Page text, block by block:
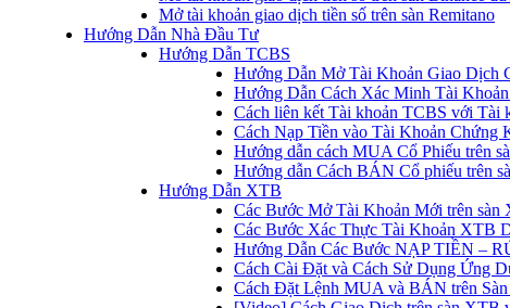
Mở tài khoản giao dịch tiền số trên sàn Remitano
Hướng Dẫn Nhà Đầu Tư
Hướng Dẫn TCBS
Hướng Dẫn Mở Tài Khoản Giao Dịch
Hướng Dẫn Cách Xác Minh Tài
Cách liên kết Tài khoản TCBS với Tài
Cách Nạp Tiền vào Tài Khoản Chứng
Hướng dẫn cách MUA Cổ Phiếu trên
Hướng dẫn Cách BÁN Cổ phiếu trên
Hướng Dẫn XTB
Các Bước Mở Tài Khoản Mới trên sàn
Các Bước Xác Thực Tài Khoản XTB
Hướng Dẫn Các Bước NẠP TIỀN –
Cách Cài Đặt và Cách Sử Dụng Ứng
Cách Đặt Lệnh MUA và BÁN trên